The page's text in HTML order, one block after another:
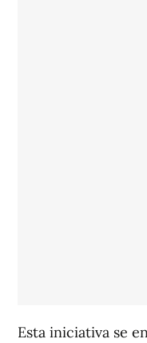
Esta iniciativa se